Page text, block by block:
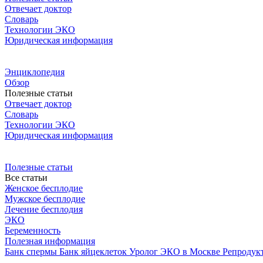
Отвечает доктор
Словарь
Технологии ЭКО
Юридическая информация
Энциклопедия
Обзор
Полезные статьи
Отвечает доктор
Словарь
Технологии ЭКО
Юридическая информация
Полезные статьи
Все статьи
Женское бесплодие
Мужское бесплодие
Лечение бесплодия
ЭКО
Беременность
Полезная информация
Банк спермы Банк яйцеклеток Уролог ЭКО в Москве